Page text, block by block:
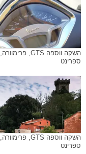
השקה ווספה GTS, פרימוורה,
ספרינט
השקה ווספה GTS, פרימוורה,
ספרינט